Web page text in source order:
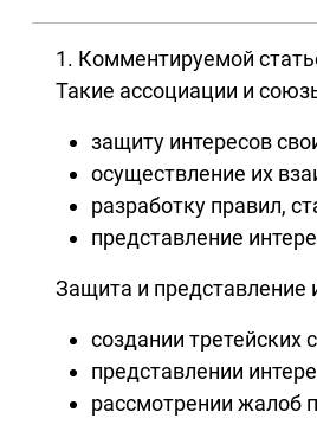
1. Комментируемой
Такие ассоциации и
защиту интересов
осуществление их
разработку правил,
представление
Защита и представление
создании третейских
представлении
рассмотрении жалоб